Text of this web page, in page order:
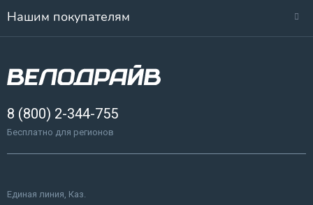
Нашим покупателям
8 (800) 2-344-755
Бесплатно для регионов
Единая линия, Каз.